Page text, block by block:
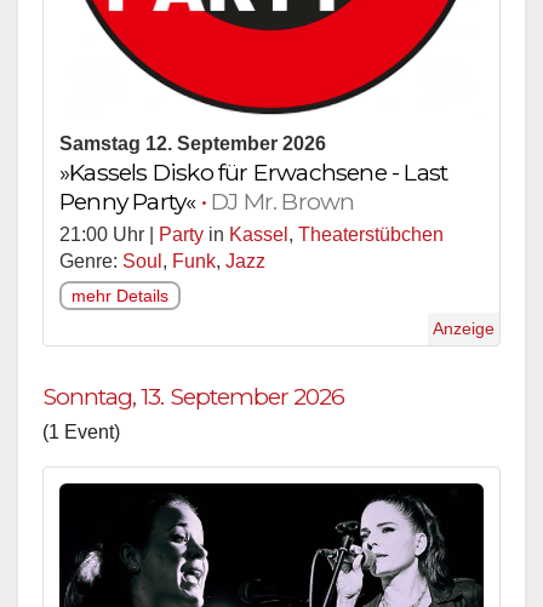
Samstag 12. September 2026
»Kassels Disko für Erwachsene - Last
Penny Party« • DJ Mr. Brown
21:00 Uhr | Party in Kassel , Theaterstübchen
Genre: Soul , Funk, Jazz
mehr Details
Anzeige
Sonntag, 13. September 2026
(1 Event)